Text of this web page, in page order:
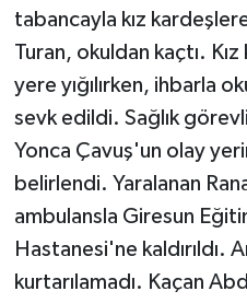
tabancayla kız
Turan, okuldan kaçtı.
yere yığılırken, ihbarla
sevk edildi. Sağlık
Yonca Çavuş'un olay
belirlendi. Yaralanan
ambulansla Giresun
Hastanesi'ne kaldırıldı.
kurtarılamadı. Kaçan
Resmi İlan
Sağlık
SİYASET
Ulusal